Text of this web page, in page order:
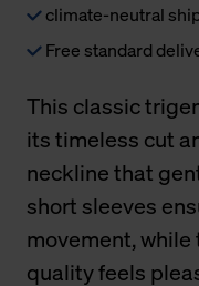
climate-neutral
Free standard
This classic
its timeless cut
neckline that
short sleeves
movement, while
quality feels